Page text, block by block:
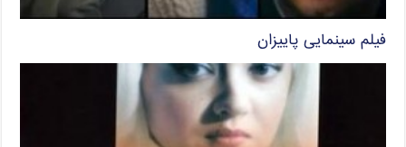
فیلم سینمایی پاییزان